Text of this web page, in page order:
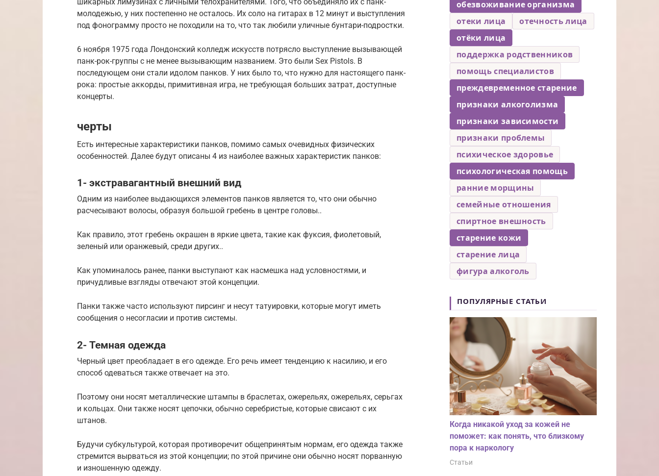
молодежью, у них постепенно не осталось. Их соло на гитарах в 12 минут и выступления
под фонограмму просто не походили на то, что так любили уличные бунтари-подростки.
6 ноября 1975 года Лондонский колледж искусств потрясло выступление вызывающей
панк-рок-группы с не менее вызывающим названием. Это были Sex Pistols. В
последующем они стали идолом панков. У них было то, что нужно для настоящего панк-
рока: простые аккорды, примитивная игра, не требующая больших затрат, доступные
концерты.
черты
Есть интересные характеристики панков, помимо самых очевидных физических
особенностей. Далее будут описаны 4 из наиболее важных характеристик панков:
1- экстравагантный внешний вид
Одним из наиболее выдающихся элементов панков является то, что они обычно
расчесывают волосы, образуя большой гребень в центре головы..
Как правило, этот гребень окрашен в яркие цвета, такие как фуксия, фиолетовый,
зеленый или оранжевый, среди других..
Как упоминалось ранее, панки выступают как насмешка над условностями, и
причудливые взгляды отвечают этой концепции.
Панки также часто используют пирсинг и несут татуировки, которые могут иметь
сообщения о несогласии и против системы.
2- Темная одежда
Черный цвет преобладает в его одежде. Его речь имеет тенденцию к насилию, и его
способ одеваться также отвечает на это.
Поэтому они носят металлические штампы в браслетах, ожерельях, ожерельях, серьгах
и кольцах. Они также носят цепочки, обычно серебристые, которые свисают с их
штанов.
Будучи субкультурой, которая противоречит общепринятым нормам, его одежда также
стремится вырваться из этой концепции; по этой причине они обычно носят порванную
и изношенную одежду.
обезвоживание организма
отеки лица
отечность лица
отёки лица
поддержка родственников
помощь специалистов
преждевременное старение
признаки алкоголизма
признаки зависимости
признаки проблемы
психическое здоровье
психологическая помощь
ранние морщины
семейные отношения
спиртное внешность
старение кожи
старение лица
фигура алкоголь
ПОПУЛЯРНЫЕ СТАТЬИ
Когда никакой уход за кожей не
поможет: как понять, что близкому
пора к наркологу
Статьи